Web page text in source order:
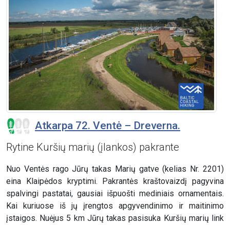
Atkarpa 72. Ventė – Dreverna.
Rytine Kuršių marių (įlankos) pakrante
Nuo Ventės rago Jūrų takas Marių gatve (kelias Nr. 2201)
eina Klaipėdos kryptimi. Pakrantės kraštovaizdį pagyvina
spalvingi pastatai, gausiai išpuošti mediniais ornamentais.
Kai kuriuose iš jų įrengtos apgyvendinimo ir maitinimo
įstaigos. Nuėjus 5 km Jūrų takas pasisuka Kuršių marių link